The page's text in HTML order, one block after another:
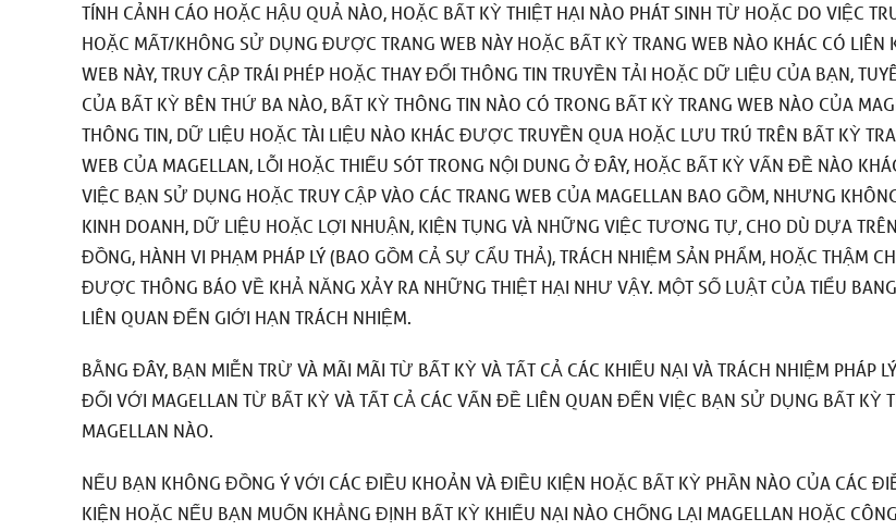
TÍNH CẢNH CÁO HOẶC HẬU QUẢ NÀO, HOẶC BẤT KỲ THIỆT HẠI NÀO PHÁT SINH TỪ HOẶC DO VIỆC
HOẶC MẤT/KHÔNG SỬ DỤNG ĐƯỢC TRANG WEB NÀY HOẶC BẤT KỲ TRANG WEB NÀO KHÁC CÓ LIÊN
WEB NÀY, TRUY CẬP TRÁI PHÉP HOẶC THAY ĐỔI THÔNG TIN TRUYỀN TẢI HOẶC DỮ LIỆU CỦA BẠN,
CỦA BẤT KỲ BÊN THỨ BA NÀO, BẤT KỲ THÔNG TIN NÀO CÓ TRONG BẤT KỲ TRANG WEB NÀO CỦA
THÔNG TIN, DỮ LIỆU HOẶC TÀI LIỆU NÀO KHÁC ĐƯỢC TRUYỀN QUA HOẶC LƯU TRÚ TRÊN BẤT KỲ
WEB CỦA MAGELLAN, LỖI HOẶC THIẾU SÓT TRONG NỘI DUNG Ở ĐÂY, HOẶC BẤT KỲ VẤN ĐỀ NÀO
VIỆC BẠN SỬ DỤNG HOẶC TRUY CẬP VÀO CÁC TRANG WEB CỦA MAGELLAN BAO GỒM, NHƯNG
KINH DOANH, DỮ LIỆU HOẶC LỢI NHUẬN, KIỆN TỤNG VÀ NHỮNG VIỆC TƯƠNG TỰ, CHO DÙ DỰA
ĐỒNG, HÀNH VI PHẠM PHÁP LÝ (BAO GỒM CẢ SỰ CẨU THẢ), TRÁCH NHIỆM SẢN PHẨM, HOẶC THẬM
ĐƯỢC THÔNG BÁO VỀ KHẢ NĂNG XẢY RA NHỮNG THIỆT HẠI NHƯ VẬY. MỘT SỐ LUẬT CỦA TIỂU
LIÊN QUAN ĐẾN GIỚI HẠN TRÁCH NHIỆM.
BẰNG ĐÂY, BẠN MIỄN TRỪ VÀ MÃI MÃI TỪ BẤT KỲ VÀ TẤT CẢ CÁC KHIẾU NẠI VÀ TRÁCH NHIỆM PHÁP
ĐỐI VỚI MAGELLAN TỪ BẤT KỲ VÀ TẤT CẢ CÁC VẤN ĐỀ LIÊN QUAN ĐẾN VIỆC BẠN SỬ DỤNG BẤT KỲ
MAGELLAN NÀO.
NẾU BẠN KHÔNG ĐỒNG Ý VỚI CÁC ĐIỀU KHOẢN VÀ ĐIỀU KIỆN HOẶC BẤT KỲ PHẦN NÀO CỦA CÁC
KIỆN HOẶC NẾU BẠN MUỐN KHẲNG ĐỊNH BẤT KỲ KHIẾU NẠI NÀO CHỐNG LẠI MAGELLAN HOẶC